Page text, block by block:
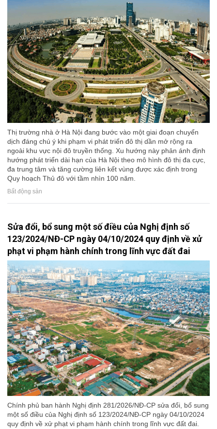
Thị trường nhà ở Hà Nội đang bước vào một giai đoạn chuyển
dịch đáng chú ý khi phạm vi phát triển đô thị dần mở rộng ra
ngoài khu vực nội đô truyền thống. Xu hướng này phản ánh định
hướng phát triển dài hạn của Hà Nội theo mô hình đô thị đa cực,
đa trung tâm và tăng cường liên kết vùng được xác định trong
Quy hoạch Thủ đô với tầm nhìn 100 năm.
Bất động sản
Sửa đổi, bổ sung một số điều của Nghị định số
123/2024/NĐ-CP ngày 04/10/2024 quy định về xử
phạt vi phạm hành chính trong lĩnh vực đất đai
Chính phủ ban hành Nghị định 281/2026/NĐ-CP sửa đổi, bổ sung
một số điều của Nghị định số 123/2024/NĐ-CP ngày 04/10/2024
quy định về xử phạt vi phạm hành chính trong lĩnh vực đất đai.